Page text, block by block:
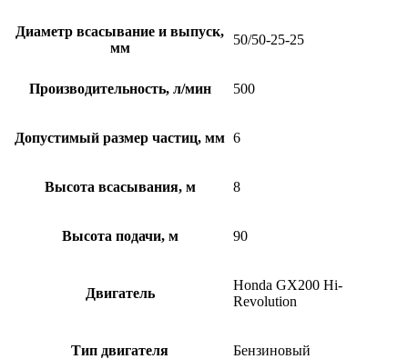
Диаметр всасывание и выпуск,
мм
50/50-25-25
Производительность, л/мин 500
Допустимый размер частиц, мм 6
Высота всасывания, м 8
Высота подачи, м 90
Двигатель
Honda GX200 Hi-
Revolution
Тип двигателя Бензиновый